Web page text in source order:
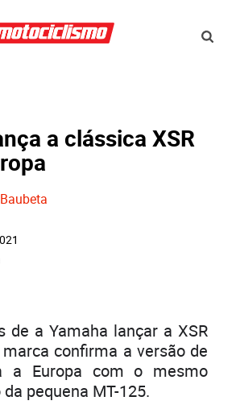
a clássica XSR
de a Yamaha lançar a XSR
confirma a versão de
a Europa com o mesmo
pequena MT-125.